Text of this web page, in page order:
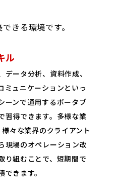
きる環境です。
ル
ータ分析、資料作成、
ミュニケーションといっ
ーンで通用するポータブ
習得できます。多様な業
々な業界のクライアント
現場のオペレーション改
り組むことで、短期間で
きます。